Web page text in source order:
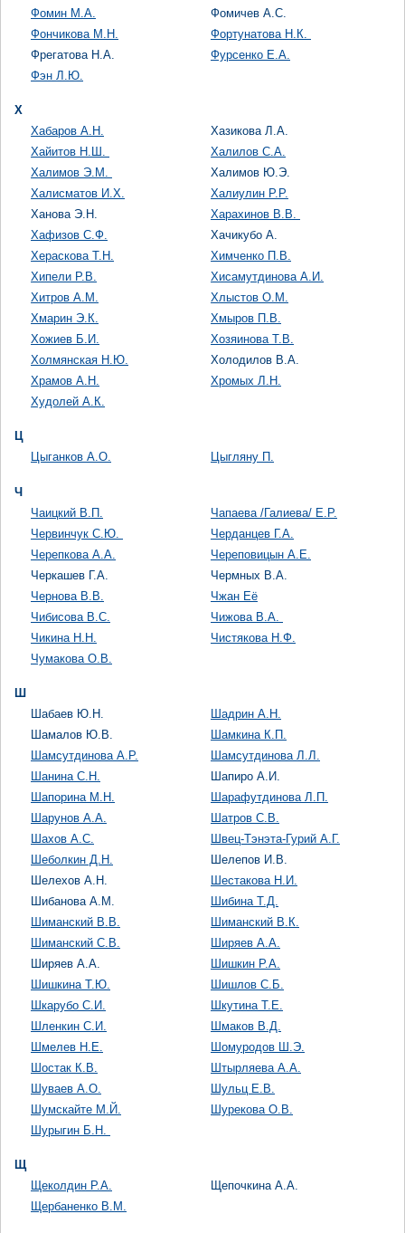
Фомин М.А.
Фомичев А.С.
Фончикова М.Н.
Фортунатова Н.К.
Фрегатова Н.А.
Фурсенко Е.А.
Фэн Л.Ю.
Х
Хабаров А.Н.
Хазикова Л.А.
Хайитов Н.Ш.
Халилов С.А.
Халимов Э.М.
Халимов Ю.Э.
Халисматов И.Х.
Халиулин Р.Р.
Ханова Э.Н.
Харахинов В.В.
Хафизов С.Ф.
Хачикубо А.
Хераскова Т.Н.
Химченко П.В.
Хипели Р.В.
Хисамутдинова А.И.
Хитров А.М.
Хлыстов О.М.
Хмарин Э.К.
Хмыров П.В.
Хожиев Б.И.
Хозяинова Т.В.
Холмянская Н.Ю.
Холодилов В.А.
Храмов А.Н.
Хромых Л.Н.
Худолей А.К.
Ц
Цыганков А.О.
Цыгляну П.
Ч
Чаицкий В.П.
Чапаева /Галиева/ Е.Р.
Червинчук С.Ю.
Черданцев Г.А.
Черепкова А.А.
Череповицын А.Е.
Черкашев Г.А.
Чермных В.А.
Чернова В.В.
Чжан Её
Чибисова В.С.
Чижова В.А.
Чикина Н.Н.
Чистякова Н.Ф.
Чумакова О.В.
Ш
Шабаев Ю.Н.
Шадрин А.Н.
Шамалов Ю.В.
Шамкина К.П.
Шамсутдинова А.Р.
Шамсутдинова Л.Л.
Шанина С.Н.
Шапиро А.И.
Шапорина М.Н.
Шарафутдинова Л.П.
Шарунов А.А.
Шатров С.В.
Шахов А.С.
Швец-Тэнэта-Гурий А.Г.
Шеболкин Д.Н.
Шелепов И.В.
Шелехов А.Н.
Шестакова Н.И.
Шибанова А.М.
Шибина Т.Д.
Шиманский В.В.
Шиманский В.К.
Шиманский С.В.
Ширяев А.А.
Ширяев А.А.
Шишкин Р.А.
Шишкина Т.Ю.
Шишлов С.Б.
Шкарубо С.И.
Шкутина Т.Е.
Шленкин С.И.
Шмаков В.Д.
Шмелев Н.Е.
Шомуродов Ш.Э.
Шостак К.В.
Штырляева А.А.
Шуваев А.О.
Шульц Е.В.
Шумскайте М.Й.
Шурекова О.В.
Шурыгин Б.Н.
Щ
Щеколдин Р.А.
Щепочкина А.А.
Щербаненко В.М.